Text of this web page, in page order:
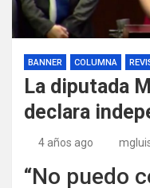
BANNER COLUMNA
La diputada
declara
4 años ago
“No puedo